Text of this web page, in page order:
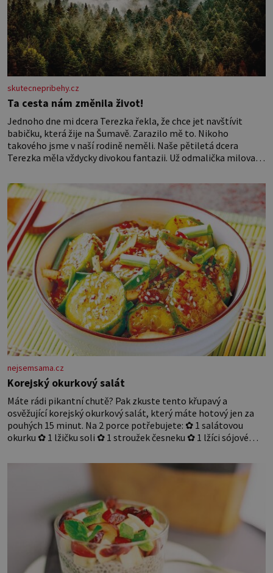
skutecnepribehy.cz
Ta cesta nám změnila život!
Jednoho dne mi dcera Terezka řekla, že chce jet navštívit
babičku, která žije na Šumavě. Zarazilo mě to. Nikoho
takového jsme v naší rodině neměli. Naše pětiletá dcera
Terezka měla vždycky divokou fantazii. Už odmalička milovala
jednorožcích, krásných princeznách, statečných rytířích a
létajících dracích.
nejsemsama.cz
Korejský okurkový salát
Máte rádi pikantní chutě? Pak zkuste tento křupavý a
osvěžující korejský okurkový salát, který máte hotový jen za
pouhých 15 minut. Na 2 porce potřebujete: ✿ 1 salátovou
okurku ✿ 1 lžičku soli ✿ 1 stroužek česneku ✿ 1 lžíci sójové
1 lžičku chilli ✿ 1 lžičku cukru ✿ 1 jarní cibulku ✿ 1 lžíci